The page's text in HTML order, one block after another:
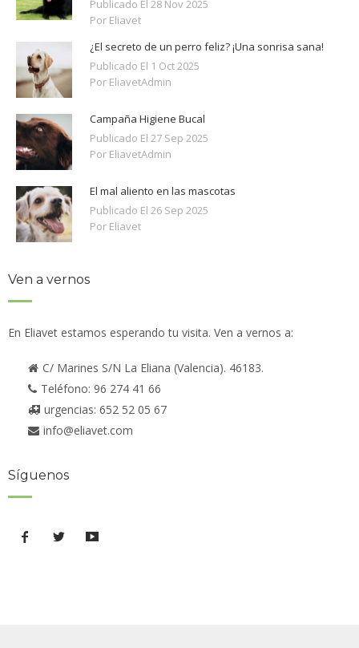
Publicado El 28 Nov2025
Por Eliavet
¿El secreto de un perro feliz? ¡Una sonrisa sana!
Publicado El 1 Oct2025
Por EliavetAdmin
Campaña Higiene Bucal
Publicado El 27 Sep 2025
Por EliavetAdmin
El mal aliento en las mascotas
Publicado El 26 Sep 2025
Por Eliavet
Ven a vernos
En Eliavet estamos esperando tu visita. Ven a vernos a:
C/ Marines S/N La Eliana (Valencia). 46183.
Teléfono: 96 274 41 66
urgencias: 652 52 05 67
info@eliavet.com
Síguenos